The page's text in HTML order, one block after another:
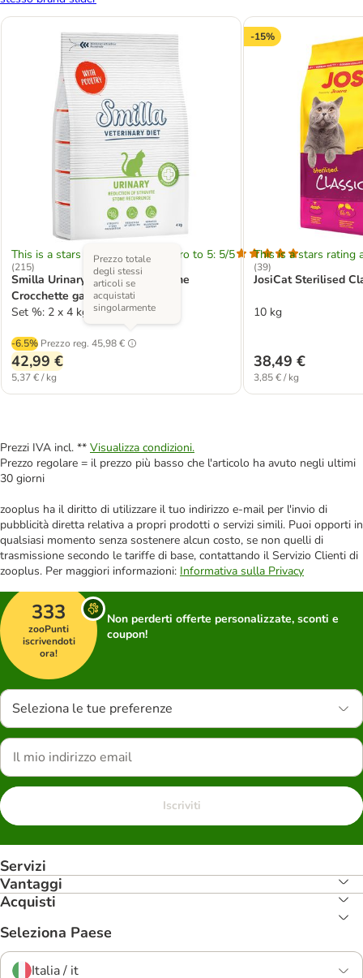
This is a stars rating area from zero to 5: 5/5
(215)
Smilla Urinary Veterinary Pollame
Crocchette gatto
Set %: 2 x 4 kg
-6.5% Prezzo reg. 45,98 €
Prezzo totale
degli stessi
articoli se
acquistati
singolarmente
42,99 €
5,37 € / kg
-15%
This is a stars rating
(39)
JosiCat Sterilised
10 kg
38,49 €
3,85 € / kg
Prezzi IVA incl. ** Visualizza condizioni.
Prezzo regolare = il prezzo più basso che l'articolo ha avuto negli ultimi
30 giorni
zooplus ha il diritto di utilizzare il tuo indirizzo e-mail per l'invio di
pubblicità diretta relativa a propri prodotti o servizi simili. Puoi opporti in
qualsiasi momento senza sostenere alcun costo, se non quelli di
trasmissione secondo le tariffe di base, contattando il Servizio Clienti di
zooplus. Per maggiori informazioni: Informativa sulla Privacy
333
zooPunti
iscrivendoti
ora!
Non perderti offerte personalizzate, sconti e
coupon!
Seleziona le tue preferenze
Iscriviti
Servizi
Vantaggi
Acquisti
Seleziona Paese
Italia / it